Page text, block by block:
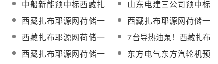
光热电站空冷系统
油盐换热器招标
中船新能预中标西藏扎
布耶40MW槽式光热电
站工艺设计与主工艺设
备集成供货服务
山东电建三公司预中标
西藏扎布耶40MW光热
电站EPC
西藏扎布耶源网荷储一
体化综合能源供应项目
空冷系统招标
西藏扎布耶源网荷储一
体化项目蒸汽发生系统
预热器等招标
西藏扎布耶源网荷储一
体化综合能源供应项目
汽轮机旁路装置招标
7台导热油泵！西藏扎布
耶源网荷储一体化综合
能源供应项目导热油泵
西藏扎布耶源网荷储一
东方电气东方汽轮机预